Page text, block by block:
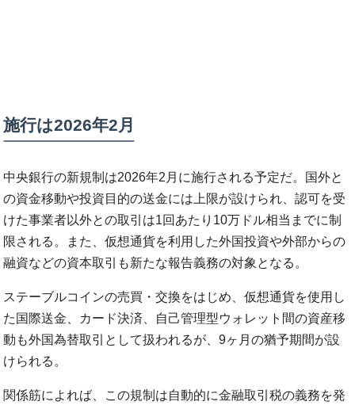
施行は2026年2月
中央銀行の新規制は2026年2月に施行される予定だ。国外と
の資金移動や投資目的の送金には上限が設けられ、認可を受
けた事業者以外との取引は1回あたり10万ドル相当までに制
限される。また、仮想通貨を利用した外国投資や外部からの
融資などの資本取引も新たな報告義務の対象となる。
ステーブルコインの売買・交換をはじめ、仮想通貨を使用し
た国際送金、カード決済、自己管理型ウォレット間の資産移
動も外国為替取引として扱われるが、9ヶ月の猶予期間が設
けられる。
関係筋によれば、この規制は自動的に金融取引税の義務を発